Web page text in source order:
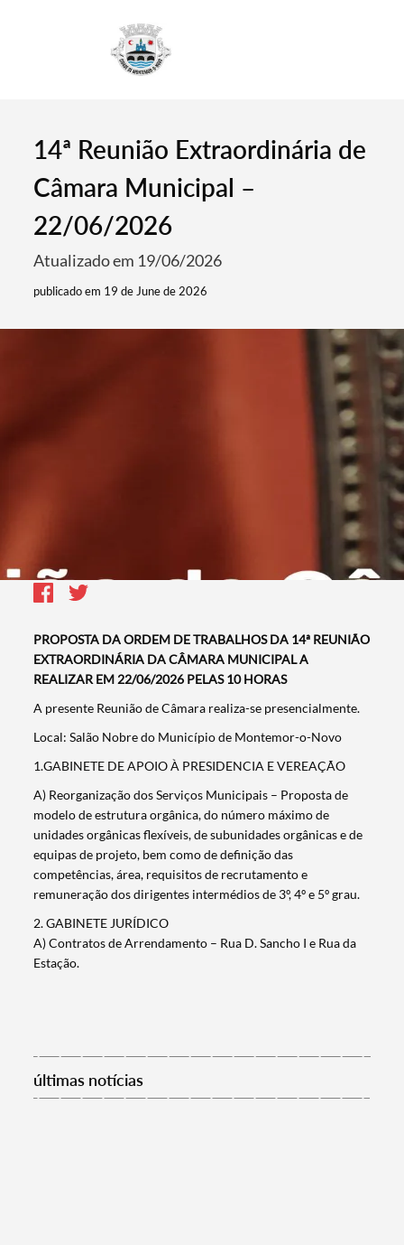
14ª Reunião Extraordinária de
Câmara Municipal –
22/06/2026
Atualizado em 19/06/2026
publicado em 19 de June de 2026
PROPOSTA DA ORDEM DE TRABALHOS DA 14ª REUNIÃO
EXTRAORDINÁRIA DA CÂMARA MUNICIPAL A
REALIZAR EM 22/06/2026 PELAS 10 HORAS
A presente Reunião de Câmara realiza-se presencialmente.
Local: Salão Nobre do Município de Montemor-o-Novo
1.GABINETE DE APOIO À PRESIDENCIA E VEREAÇÃO
A) Reorganização dos Serviços Municipais – Proposta de
modelo de estrutura orgânica, do número máximo de
unidades orgânicas flexíveis, de subunidades orgânicas e de
equipas de projeto, bem como de definição das
competências, área, requisitos de recrutamento e
remuneração dos dirigentes intermédios de 3º, 4º e 5º grau.
2. GABINETE JURÍDICO
A) Contratos de Arrendamento – Rua D. Sancho I e Rua da
Estação.
últimas notícias